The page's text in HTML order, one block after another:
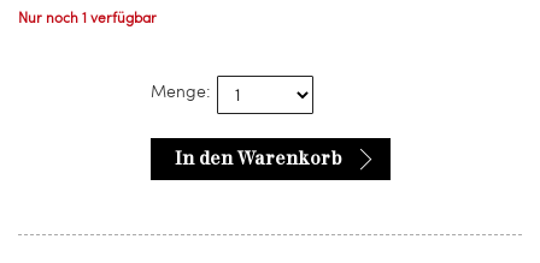
Nur noch 1 verfügbar
Menge:
In den Warenkorb